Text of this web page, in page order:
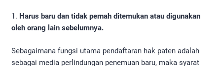
1. Harus baru dan tidak pernah ditemukan atau digunakan
oleh orang lain sebelumnya.
Sebagaimana fungsi utama pendaftaran hak paten adalah
sebagai media perlindungan penemuan baru, maka syarat